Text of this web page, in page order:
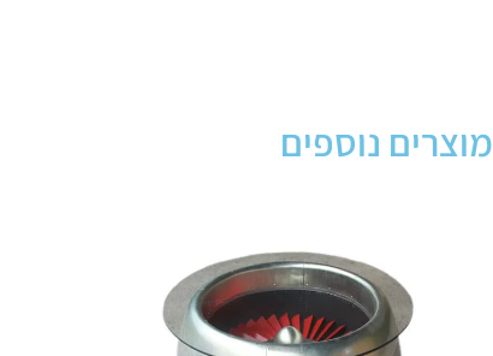
מוצרים נוספים